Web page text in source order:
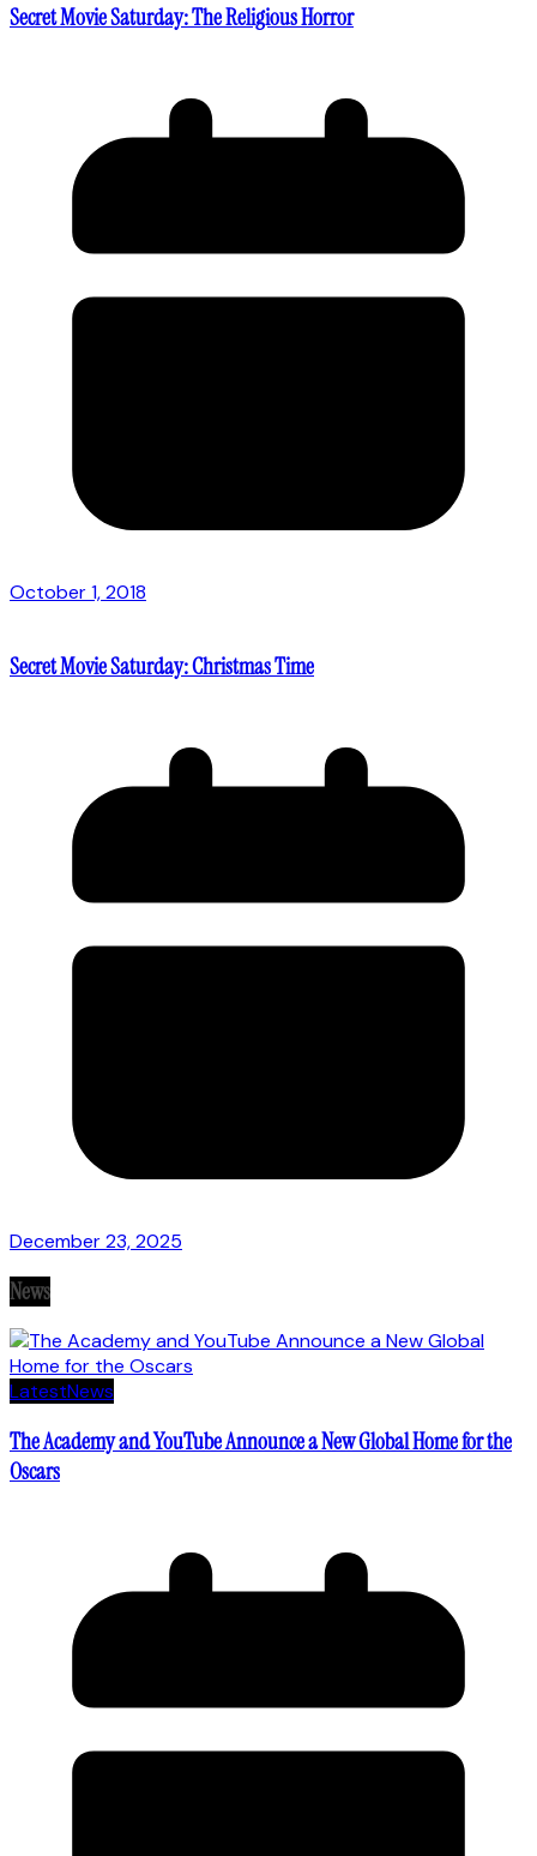
Secret Movie Saturday: The Religious Horror
October 1, 2018
Secret Movie Saturday: Christmas Time
December 23, 2025
News
LatestNews
The Academy and YouTube Announce a New Global Home for the
Oscars